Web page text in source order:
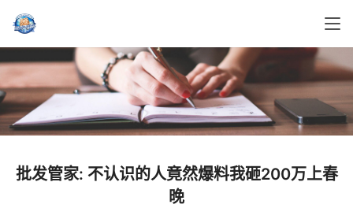
批发管家: 不认识的人竟然爆料我砸200万上春
晚